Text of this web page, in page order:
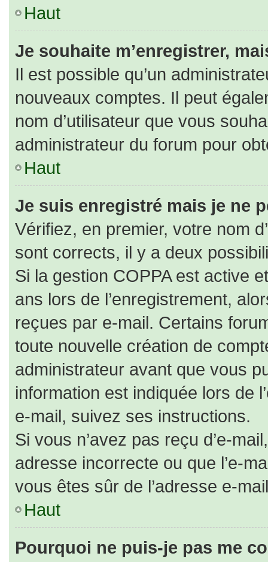
Haut
Je souhaite m’enregistrer,
Il est possible qu’un
nouveaux comptes. Il peut
nom d’utilisateur que vous
administrateur du forum pour
Haut
Je suis enregistré mais je ne
Vérifiez, en premier, votre nom
sont corrects, il y a deux
Si la gestion COPPA est active
ans lors de l’enregistrement,
reçues par e-mail. Certains
toute nouvelle création de
administrateur avant que vous
information est indiquée lors de
e-mail, suivez ses instructions.
Si vous n’avez pas reçu d’e-
adresse incorrecte ou que l’e-
vous êtes sûr de l’adresse e-
Haut
Pourquoi ne puis-je pas me